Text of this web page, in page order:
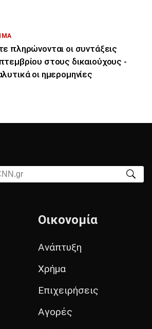
πληρώνονται οι συντάξεις
στους δικαιούχους -
οι ημερομηνίες
Οικονομία
Ανάπτυξη
Χρήμα
Επιχειρήσεις
Αγορές